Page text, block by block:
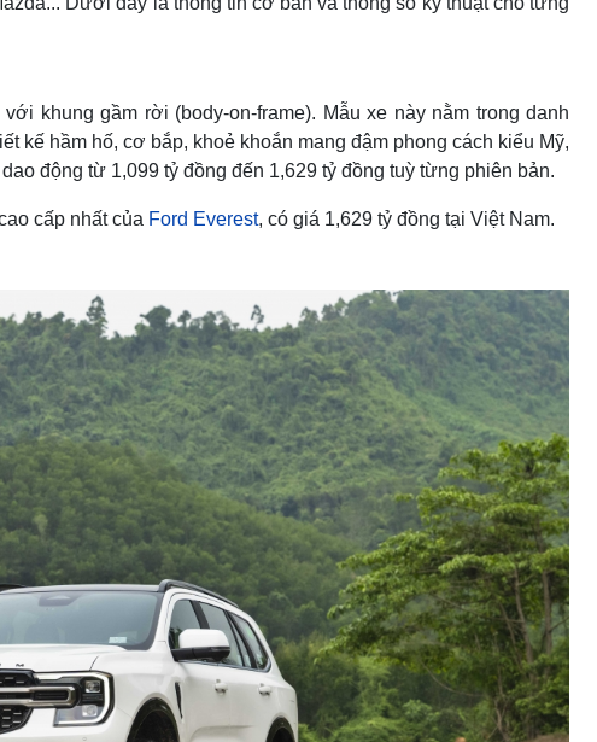
Văn hóa
Di sản
Giải trí
Du lịch
khung gầm rời (body-on-frame). Mẫu xe này nằm trong danh
kế hầm hố, cơ bắp, khoẻ khoắn mang đậm phong cách kiểu Mỹ,
động từ 1,099 tỷ đồng đến 1,629 tỷ đồng tuỳ từng phiên bản.
cấp nhất của Ford Everest, có giá 1,629 tỷ đồng tại Việt Nam.